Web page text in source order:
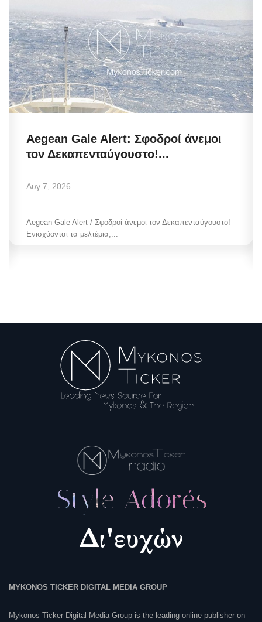
Aegean Gale Alert: Σφοδροί άνεμοι
τον Δεκαπενταύγουστο!...
Αυγ 7, 2026
Aegean Gale Alert / Σφοδροί άνεμοι τον Δεκαπενταύγουστο!
Ενισχύονται τα μελτέμια,...
MYKONOS TICKER DIGITAL MEDIA GROUP
Mykonos Ticker Digital Media Group is the leading online publisher on